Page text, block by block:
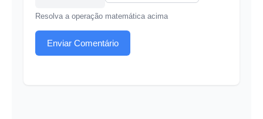
Resolva a operação matemática acima
Enviar Comentário